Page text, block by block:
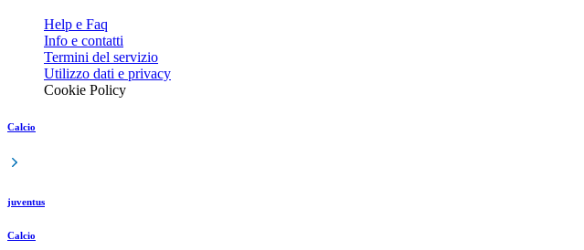
Help e Faq
Info e contatti
Termini del servizio
Utilizzo dati e privacy
Cookie Policy
Calcio
juventus
Calcio